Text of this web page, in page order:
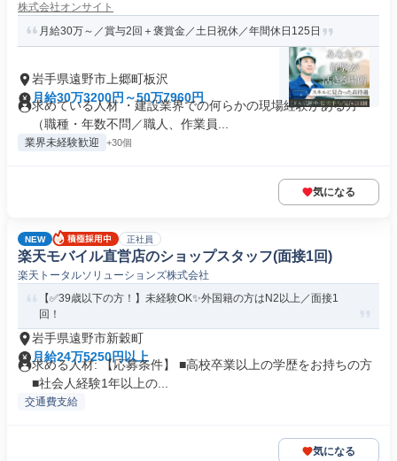
株式会社オンサイト
月給30万～／賞与2回＋褒賞金／土日祝休／年間休日125日
岩手県遠野市上郷町板沢
月給30万3200円～50万7960円
求めている人材 ・建設業界での何らかの現場経験がある方
（職種・年数不問／職人、作業員...
業界未経験歓迎 +30個
気になる
NEW 正社員
楽天モバイル直営店のショップスタッフ(面接1回)
楽天トータルソリューションズ株式会社
【✅39歳以下の方！】未経験OK✨外国籍の方はN2以上／面接1
回！
岩手県遠野市新穀町
月給24万5250円以上
求める人材: 【応募条件】 ■高校卒業以上の学歴をお持ちの方
■社会人経験1年以上の...
交通費支給
気になる